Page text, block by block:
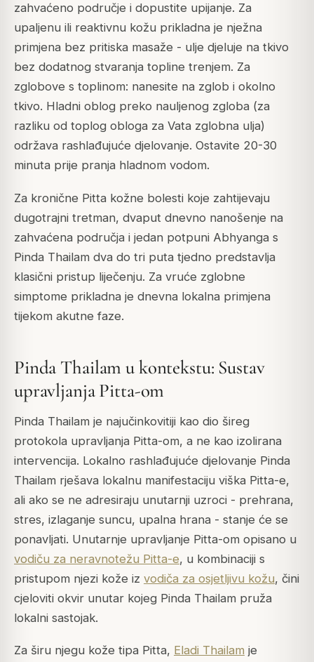
zahvaćeno područje i dopustite upijanje. Za
upaljenu ili reaktivnu kožu prikladna je nježna
primjena bez pritiska masaže - ulje djeluje na tkivo
bez dodatnog stvaranja topline trenjem. Za
zglobove s toplinom: nanesite na zglob i okolno
tkivo. Hladni oblog preko nauljenog zgloba (za
razliku od toplog obloga za Vata zglobna ulja)
održava rashlađujuće djelovanje. Ostavite 20-30
minuta prije pranja hladnom vodom.
Za kronične Pitta kožne bolesti koje zahtijevaju
dugotrajni tretman, dvaput dnevno nanošenje na
zahvaćena područja i jedan potpuni Abhyanga s
Pinda Thailam dva do tri puta tjedno predstavlja
klasični pristup liječenju. Za vruće zglobne
simptome prikladna je dnevna lokalna primjena
tijekom akutne faze.
Pinda Thailam u kontekstu: Sustav
upravljanja Pitta-om
Pinda Thailam je najučinkovitiji kao dio šireg
protokola upravljanja Pitta-om, a ne kao izolirana
intervencija. Lokalno rashlađujuće djelovanje Pinda
Thailam rješava lokalnu manifestaciju viška Pitta-e,
ali ako se ne adresiraju unutarnji uzroci - prehrana,
stres, izlaganje suncu, upalna hrana - stanje će se
ponavljati. Unutarnje upravljanje Pitta-om opisano u
vodiču za neravnotežu Pitta-e, u kombinaciji s
pristupom njezi kože iz vodiča za osjetljivu kožu, čini
cjeloviti okvir unutar kojeg Pinda Thailam pruža
lokalni sastojak.
Za širu njegu kože tipa Pitta, Eladi Thailam je